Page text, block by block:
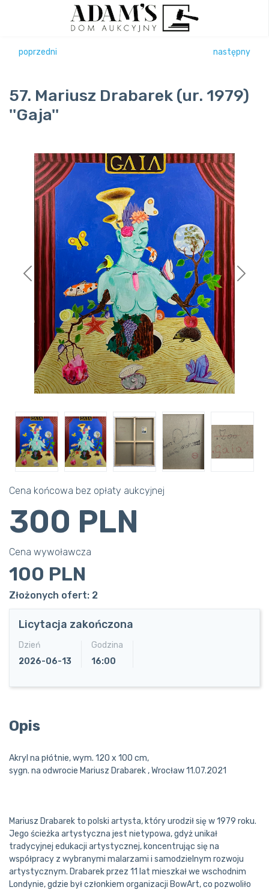
poprzedni następny
57. Mariusz Drabarek (ur. 1979)
''Gaja''
Previous Next
Cena końcowa bez opłaty aukcyjnej
300 PLN
Cena wywoławcza
100 PLN
Złożonych ofert: 2
Licytacja zakończona
Dzień
2026-06-13
Godzina
16:00
Opis
Akryl na płótnie, wym. 120 x 100 cm,
sygn. na odwrocie Mariusz Drabarek , Wrocław 11.07.2021
Mariusz Drabarek to polski artysta, który urodził się w 1979 roku.
Jego ścieżka artystyczna jest nietypowa, gdyż unikał
tradycyjnej edukacji artystycznej, koncentrując się na
współpracy z wybranymi malarzami i samodzielnym rozwoju
artystycznym. Drabarek przez 11 lat mieszkał we wschodnim
Londynie, gdzie był członkiem organizacji BowArt, co pozwoliło